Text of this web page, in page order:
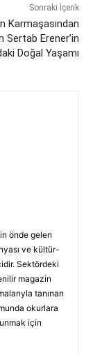
Sonraki İçerik
Karmaşasından
Sertab Erener’in
Doğal Yaşamı
önde gelen
ve kültür-
Sektördeki
magazin
tanınan
okurlara
için